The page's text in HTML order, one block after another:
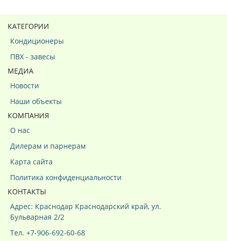
КАТЕГОРИИ
Кондиционеры
ПВХ - завесы
МЕДИА
Новости
Наши объекты
КОМПАНИЯ
О нас
Дилерам и парнерам
Карта сайта
Политика конфиденциальности
КОНТАКТЫ
Адрес: Краснодар Краснодарский край, ул.
Бульварная 2/2
Тел. +7-906-692-60-68